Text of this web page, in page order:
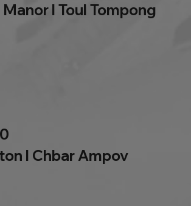
l Toul Tompong
l Chbar Ampov